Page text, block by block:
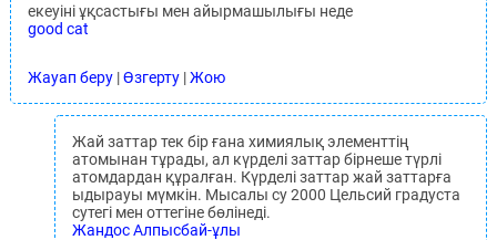
екеуіні ұқсастығы мен айырмашылығы неде
good cat
Жауап беру|Өзгерту|Жою
Жай заттар тек бір ғана химиялық элементтің
атомынан тұрады, ал күрделі заттар бірнеше түрлі
атомдардан құралған. Күрделі заттар жай заттарға
ыдырауы мүмкін. Мысалы су 2000 Цельсий градуста
сутегі мен оттегіне бөлінеді.
Жандос Алпысбай-ұлы